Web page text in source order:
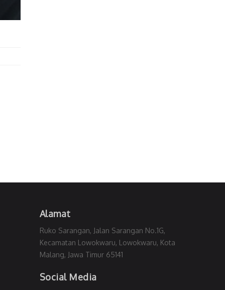
Alamat
Ruko Sarangan, Jalan Sarangan No.1G,
Kecamatan Lowokwaru, Lowokwaru, Kota
Malang, Jawa Timur 65141
Social Media